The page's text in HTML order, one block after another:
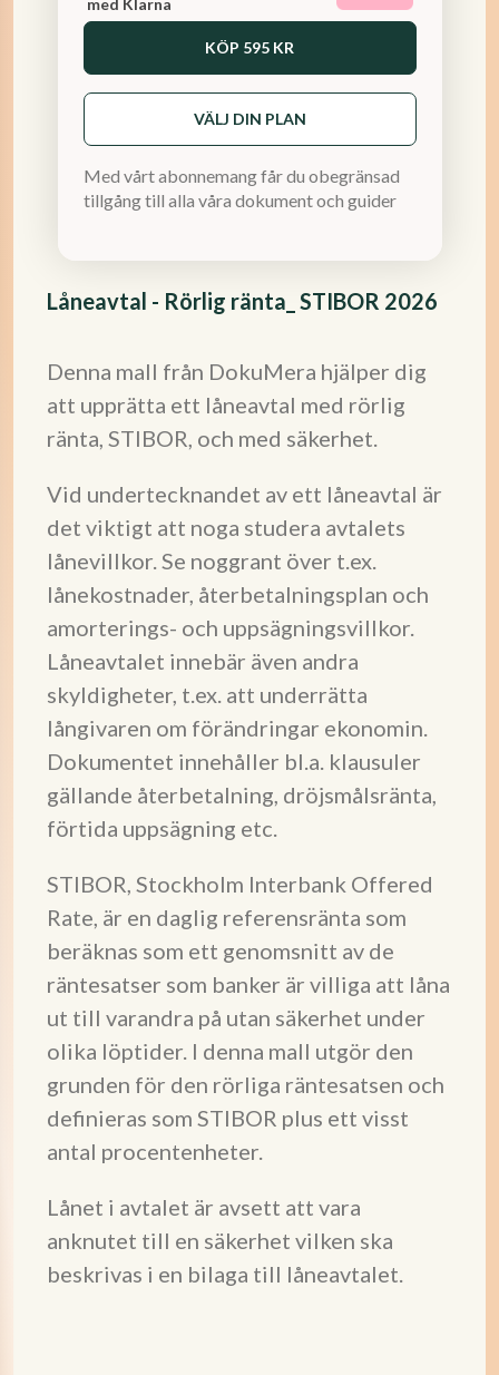
Låneavtal - Rörlig ränta_ STIBOR 2026
Denna mall från DokuMera hjälper dig
att upprätta ett låneavtal med rörlig
ränta, STIBOR, och med säkerhet.
Vid undertecknandet av ett låneavtal är
det viktigt att noga studera avtalets
lånevillkor. Se noggrant över t.ex.
lånekostnader, återbetalningsplan och
amorterings- och uppsägningsvillkor.
Låneavtalet innebär även andra
skyldigheter, t.ex. att underrätta
långivaren om förändringar ekonomin.
Dokumentet innehåller bl.a. klausuler
gällande återbetalning, dröjsmålsränta,
förtida uppsägning etc.
STIBOR, Stockholm Interbank Offered
Rate, är en daglig referensränta som
beräknas som ett genomsnitt av de
räntesatser som banker är villiga att låna
ut till varandra på utan säkerhet under
olika löptider. I denna mall utgör den
grunden för den rörliga räntesatsen och
definieras som STIBOR plus ett visst
antal procentenheter.
Lånet i avtalet är avsett att vara
anknutet till en säkerhet vilken ska
beskrivas i en bilaga till låneavtalet.
med Klarna
KÖP 595 KR
VÄLJ DIN PLAN
Med vårt abonnemang får du obegränsad
tillgång till alla våra dokument och guider